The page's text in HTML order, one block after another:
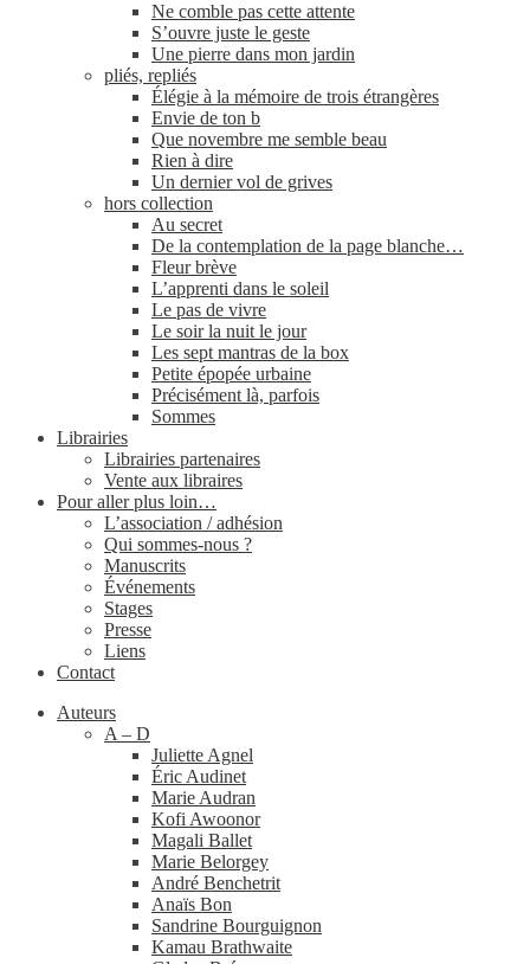
Ne comble pas cette attente
S’ouvre juste le geste
Une pierre dans mon jardin
pliés, repliés
Élégie à la mémoire de trois étrangères
Envie de ton b
Que novembre me semble beau
Rien à dire
Un dernier vol de grives
hors collection
Au secret
De la contemplation de la page blanche…
Fleur brève
L’apprenti dans le soleil
Le pas de vivre
Le soir la nuit le jour
Les sept mantras de la box
Petite épopée urbaine
Précisément là, parfois
Sommes
Librairies
Librairies partenaires
Vente aux libraires
Pour aller plus loin…
L’association / adhésion
Qui sommes-​nous ?
Manuscrits
Événements
Stages
Presse
Liens
Contact
Auteurs
A – D
Juliette Agnel
Éric Audinet
Marie Audran
Kofi Awoonor
Magali Ballet
Marie Belorgey
André Benchetrit
Anaïs Bon
Sandrine Bourguignon
Kamau Brathwaite